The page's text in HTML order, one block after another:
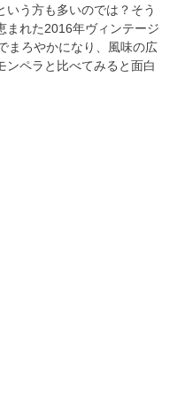
いう方も多いのでは？そう
まれた2016年ヴィンテージ
まろやかになり、風味の広
ンペラと比べてみると面白